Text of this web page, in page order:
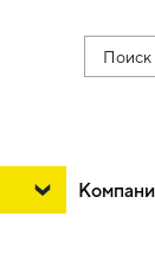
Поиск